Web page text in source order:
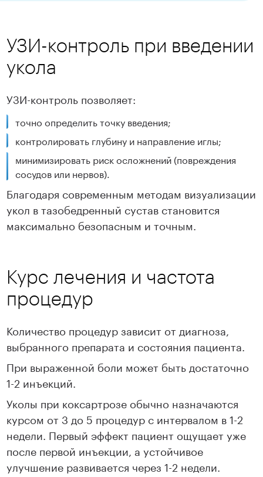
УЗИ-контроль при введении
укола
УЗИ-контроль позволяет:
точно определить точку введения;
контролировать глубину и направление иглы;
минимизировать риск осложнений (повреждения
сосудов или нервов).
Благодаря современным методам визуализации
укол в тазобедренный сустав становится
максимально безопасным и точным.
Курс лечения и частота
процедур
Количество процедур зависит от диагноза,
выбранного препарата и состояния пациента.
При выраженной боли может быть достаточно
1-2 инъекций.
Уколы при коксартрозе обычно назначаются
курсом от 3 до 5 процедур с интервалом в 1-2
недели. Первый эффект пациент ощущает уже
после первой инъекции, а устойчивое
улучшение развивается через 1-2 недели.